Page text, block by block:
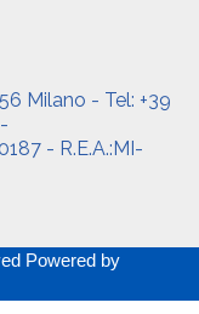
Milano - Tel: +39
- R.E.A.:MI-
Powered by